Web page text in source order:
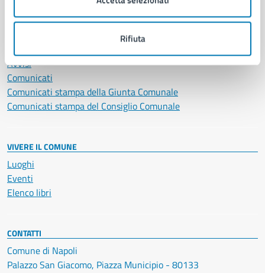
Rifiuta
Avvisi
Comunicati
Comunicati stampa della Giunta Comunale
Comunicati stampa del Consiglio Comunale
VIVERE IL COMUNE
Luoghi
Eventi
Elenco libri
CONTATTI
Comune di Napoli
Palazzo San Giacomo, Piazza Municipio - 80133